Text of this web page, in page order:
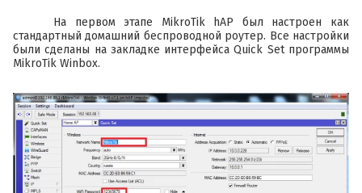
На первом этапе MikroTik hAP был настроен как
стандартный домашний беспроводной роутер. Все настройки
были сделаны на закладке интерфейса Quick Set программы
MikroTik Winbox.